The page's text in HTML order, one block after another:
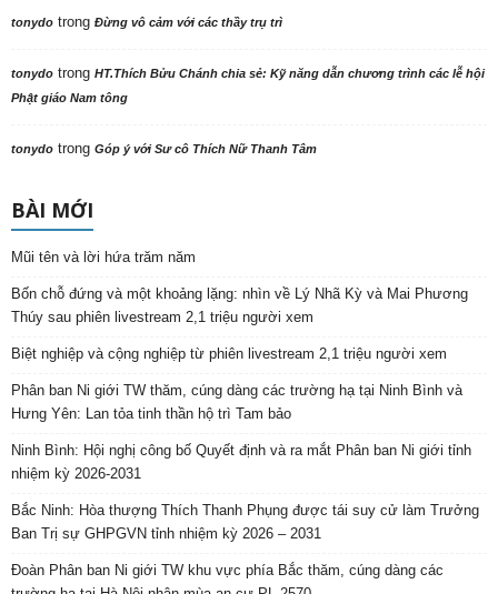
tonydo trong Đừng vô cảm với các thầy trụ trì
tonydo trong HT.Thích Bửu Chánh chia sẻ: Kỹ năng dẫn chương trình các lễ hội
Phật giáo Nam tông
tonydo trong Góp ý với Sư cô Thích Nữ Thanh Tâm
BÀI MỚI
Mũi tên và lời hứa trăm năm
Bốn chỗ đứng và một khoảng lặng: nhìn về Lý Nhã Kỳ và Mai Phương
Thúy sau phiên livestream 2,1 triệu người xem
Biệt nghiệp và cộng nghiệp từ phiên livestream 2,1 triệu người xem
Phân ban Ni giới TW thăm, cúng dàng các trường hạ tại Ninh Bình và
Hưng Yên: Lan tỏa tinh thần hộ trì Tam bảo
Ninh Bình: Hội nghị công bố Quyết định và ra mắt Phân ban Ni giới tỉnh
nhiệm kỳ 2026-2031
Bắc Ninh: Hòa thượng Thích Thanh Phụng được tái suy cử làm Trưởng
Ban Trị sự GHPGVN tỉnh nhiệm kỳ 2026 – 2031
Đoàn Phân ban Ni giới TW khu vực phía Bắc thăm, cúng dàng các